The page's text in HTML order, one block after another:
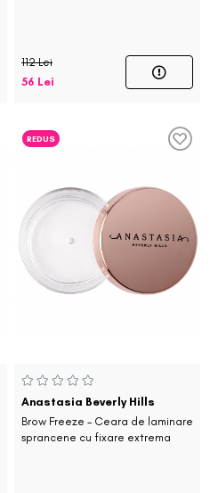
112 Lei
56 Lei
REDUS
Anastasia Beverly Hills
Brow Freeze - Ceara de laminare
sprancene cu fixare extrema